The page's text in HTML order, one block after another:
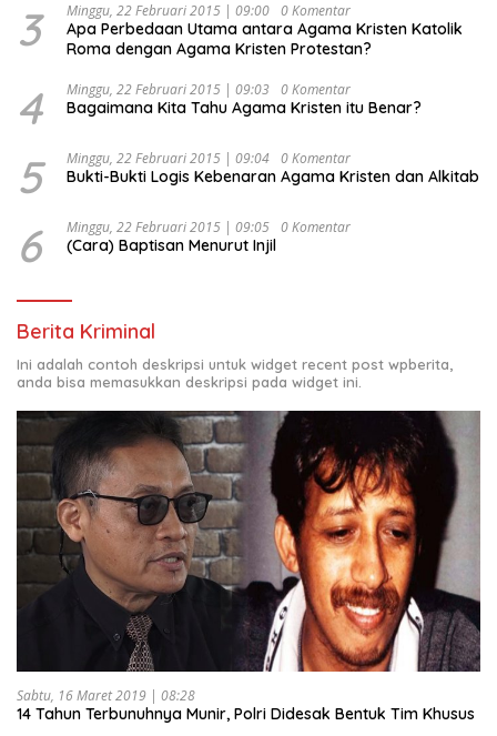
3 Minggu, 22 Februari 2015 | 09:00 0 Komentar
Apa Perbedaan Utama antara Agama Kristen Katolik
Roma dengan Agama Kristen Protestan?
4 Minggu, 22 Februari 2015 | 09:03 0 Komentar
Bagaimana Kita Tahu Agama Kristen itu Benar?
5 Minggu, 22 Februari 2015 | 09:04 0 Komentar
Bukti-Bukti Logis Kebenaran Agama Kristen dan Alkitab
6 Minggu, 22 Februari 2015 | 09:05 0 Komentar
(Cara) Baptisan Menurut Injil
Berita Kriminal
Ini adalah contoh deskripsi untuk widget recent post wpberita,
anda bisa memasukkan deskripsi pada widget ini.
Sabtu, 16 Maret 2019 | 08:28
14 Tahun Terbunuhnya Munir, Polri Didesak Bentuk Tim Khusus